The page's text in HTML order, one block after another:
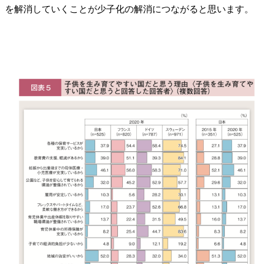
を解消していくことが少子化の解消につながると思います。